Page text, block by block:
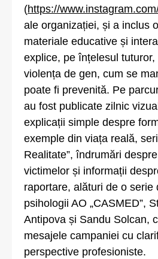
(https://
ale organizației, și a inclus
materiale educative și
explice, pe înțelesul
violența de gen, cum se
poate fi prevenită. Pe
au fost publicate zilnic
explicații simple despre
exemple din viața reală,
Realitate”, îndrumări
victimelor și informații
raportare, alături de o serie
psihologii AO „CASMED”,
Antipova și Sandu Solcan,
mesajele campaniei cu
perspective profesioniste.